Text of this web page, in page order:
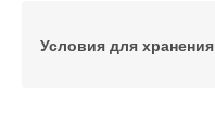
Условия для хранения